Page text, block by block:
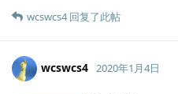
wcswcs4回复了此帖
wcswcs4 2020年1月4日